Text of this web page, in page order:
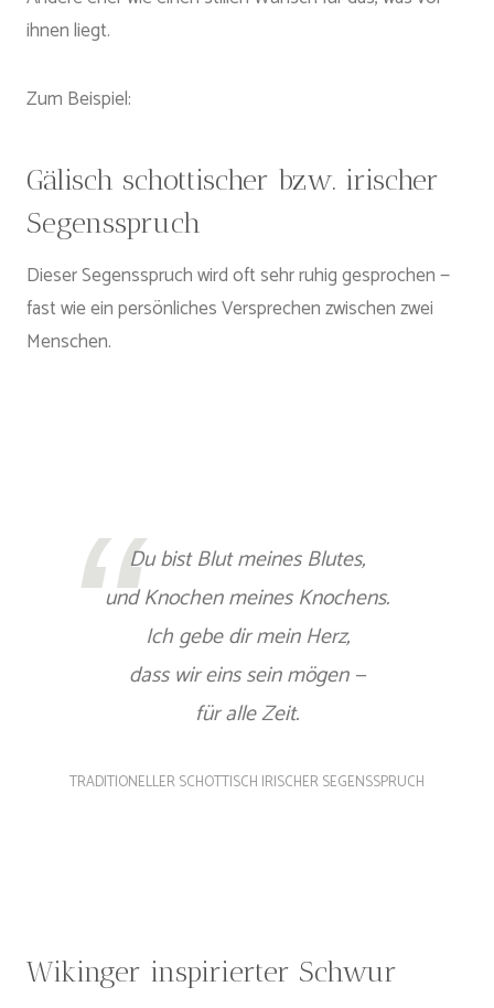
ihnen liegt.
Zum Beispiel:
Gälisch schottischer bzw. irischer
Segensspruch
Dieser Segensspruch wird oft sehr ruhig gesprochen —
fast wie ein persönliches Versprechen zwischen zwei
Menschen.
Du bist Blut meines Blutes,
und Knochen meines Knochens.
Ich gebe dir mein Herz,
dass wir eins sein mögen —
für alle Zeit.
TRADITIONELLER SCHOTTISCH IRISCHER SEGENSSPRUCH
Wikinger inspirierter Schwur